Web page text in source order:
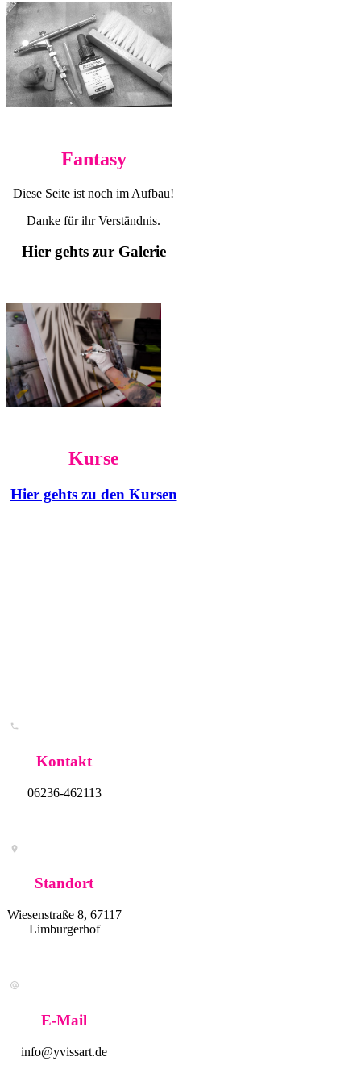
Fantasy
Diese Seite ist noch im Aufbau!
Danke für ihr Verständnis.
Hier gehts zur Galerie
Kurse
Hier gehts zu den Kursen
Kontakt
06236-462113
Standort
Wiesenstraße 8, 67117
Limburgerhof
E-Mail
info@yvissart.de